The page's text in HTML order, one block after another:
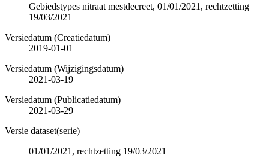
Gebiedstypes nitraat mestdecreet, 01/01/2021, rechtzetting
19/03/2021
Versiedatum (Creatiedatum)
2019-01-01
Versiedatum (Wijzigingsdatum)
2021-03-19
Versiedatum (Publicatiedatum)
2021-03-29
Versie dataset(serie)
01/01/2021, rechtzetting 19/03/2021